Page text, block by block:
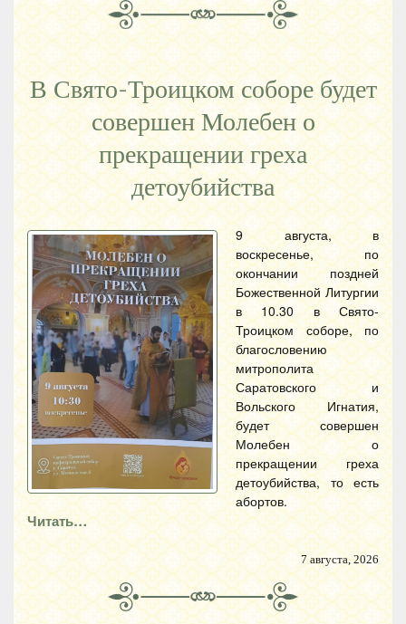
В Свято-Троицком соборе будет
совершен Молебен о
прекращении греха
детоубийства
9 августа, в
воскресенье, по
окончании поздней
Божественной Литургии
в 10.30 в Свято-
Троицком соборе, по
благословению
митрополита
Саратовского и
Вольского Игнатия,
будет совершен
Молебен о
прекращении греха
детоубийства, то есть
абортов.
Читать…
7 августа, 2026